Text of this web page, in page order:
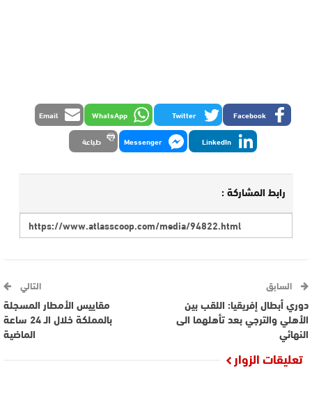
Facebook
Twitter
WhatsApp
Email
LinkedIn
Messenger طباعة
رابط المشاركة :
السابق
دوري أبطال إفريقيا: اللقب بين
الأهلي والترجي بعد تأهلهما الى
النهائي
التالي
مقاييس الأمطار المسجلة
بالمملكة خلال الـ 24 ساعة
الماضية
تعليقات الزوار